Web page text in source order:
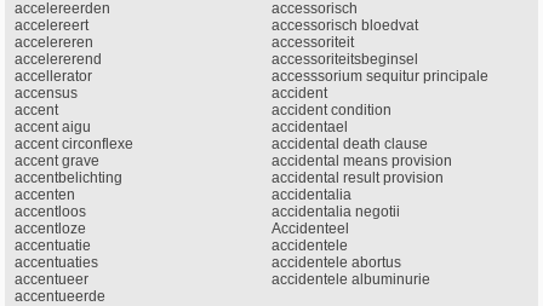
accelereerden
accelereert
accelereren
accelererend
accellerator
accensus
accent
accent aigu
accent circonflexe
accent grave
accentbelichting
accenten
accentloos
accentloze
accentuatie
accentuaties
accentueer
accentueerde
accessorisch
accessorisch bloedvat
accessoriteit
accessoriteitsbeginsel
accesssorium sequitur principale
accident
accident condition
accidentael
accidental death clause
accidental means provision
accidental result provision
accidentalia
accidentalia negotii
Accidenteel
accidentele
accidentele abortus
accidentele albuminurie